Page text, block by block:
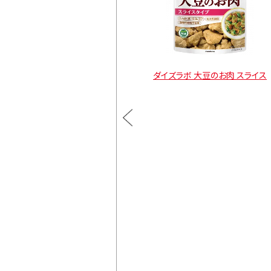
ダイズラボ 大豆のお肉 スライス